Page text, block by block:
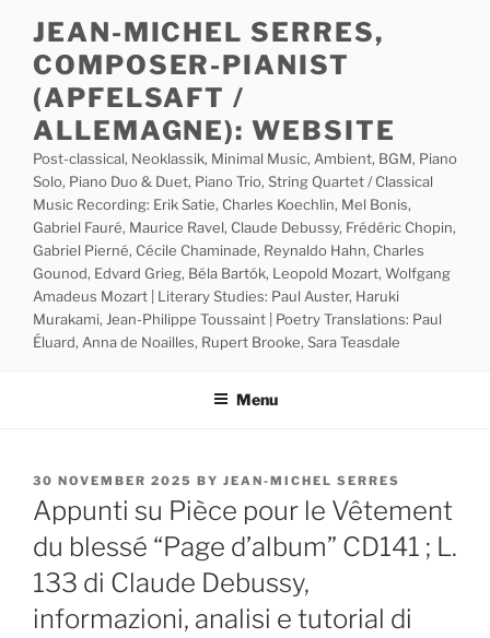
content
JEAN-MICHEL SERRES,
COMPOSER-PIANIST
(APFELSAFT /
ALLEMAGNE): WEBSITE
Post-classical, Neoklassik, Minimal Music, Ambient, BGM, Piano
Solo, Piano Duo & Duet, Piano Trio, String Quartet / Classical
Music Recording: Erik Satie, Charles Koechlin, Mel Bonis,
Gabriel Fauré, Maurice Ravel, Claude Debussy, Frédéric Chopin,
Gabriel Pierné, Cécile Chaminade, Reynaldo Hahn, Charles
Gounod, Edvard Grieg, Béla Bartók, Leopold Mozart, Wolfgang
Amadeus Mozart | Literary Studies: Paul Auster, Haruki
Murakami, Jean-Philippe Toussaint | Poetry Translations: Paul
Éluard, Anna de Noailles, Rupert Brooke, Sara Teasdale
Menu
POSTED
ON
30 NOVEMBER 2025 BY JEAN-MICHEL SERRES
Appunti su Pièce pour le Vêtement
du blessé “Page d’album” CD141 ; L.
133 di Claude Debussy,
informazioni, analisi e tutorial di